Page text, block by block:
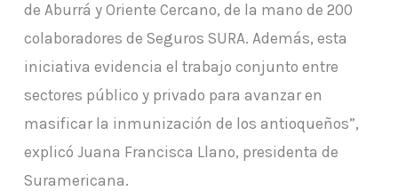
de Aburrá y Oriente Cercano, de la mano de 200
colaboradores de Seguros SURA. Además, esta
iniciativa evidencia el trabajo conjunto entre
sectores público y privado para avanzar en
masificar la inmunización de los antioqueños”,
explicó Juana Francisca Llano, presidenta de
Suramericana.